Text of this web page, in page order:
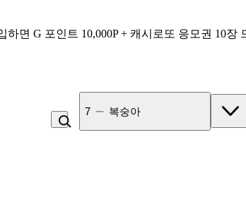
하면 G 포인트 10,000P + 캐시로또 응모권 10장
7 복숭아